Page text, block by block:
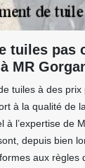
tuiles pas
MR
tuiles à des
à la qualité de
à l’expertise de
depuis bien
aux règles